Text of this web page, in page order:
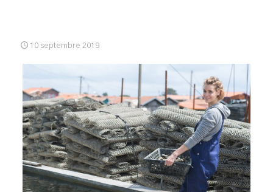
10 septembre 2019